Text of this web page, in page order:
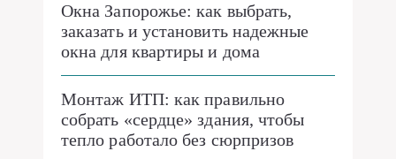
Окна Запорожье: как выбрать,
заказать и установить надежные
окна для квартиры и дома
Монтаж ИТП: как правильно
собрать «сердце» здания, чтобы
тепло работало без сюрпризов